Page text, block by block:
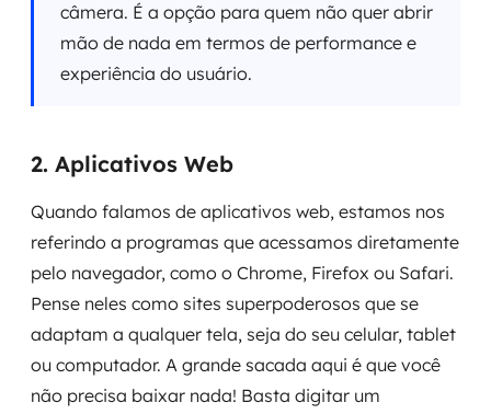
câmera. É a opção para quem não quer abrir
mão de nada em termos de performance e
experiência do usuário.
2. Aplicativos Web
Quando falamos de aplicativos web, estamos nos
referindo a programas que acessamos diretamente
pelo navegador, como o Chrome, Firefox ou Safari.
Pense neles como sites superpoderosos que se
adaptam a qualquer tela, seja do seu celular, tablet
ou computador. A grande sacada aqui é que você
não precisa baixar nada! Basta digitar um